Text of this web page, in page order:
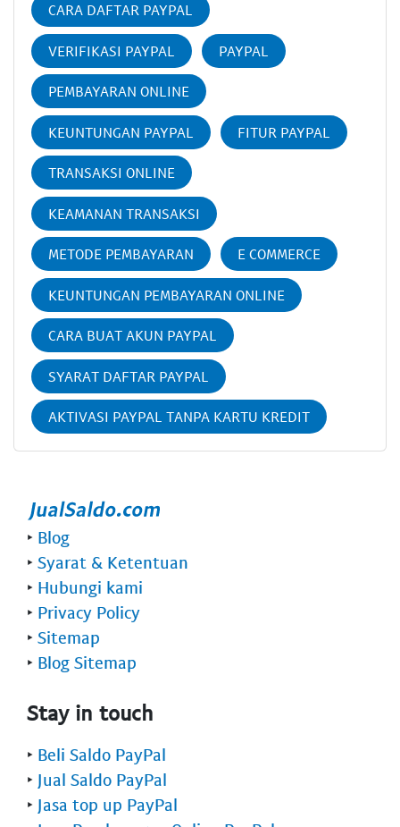
CARA DAFTAR PAYPAL
VERIFIKASI PAYPAL PAYPAL
PEMBAYARAN ONLINE
KEUNTUNGAN PAYPAL FITUR PAYPAL
TRANSAKSI ONLINE
KEAMANAN TRANSAKSI
METODE PEMBAYARAN E COMMERCE
KEUNTUNGAN PEMBAYARAN ONLINE
CARA BUAT AKUN PAYPAL
SYARAT DAFTAR PAYPAL
AKTIVASI PAYPAL TANPA KARTU KREDIT
‣ Blog
‣ Syarat & Ketentuan
‣ Hubungi kami
‣ Privacy Policy
‣ Sitemap
‣ Blog Sitemap
Stay in touch
‣ Beli Saldo PayPal
‣ Jual Saldo PayPal
‣ Jasa top up PayPal